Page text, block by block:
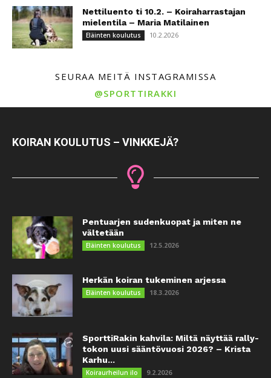
Nettiluento ti 10.2. – Koiraharrastajan
mielentila – Maria Matilainen
Eläinten koulutus 10.2.2026
SEURAA MEITÄ INSTAGRAMISSA
@SPORTTIRAKKI
KOIRAN KOULUTUS – VINKKEJÄ?
Pentuarjen sudenkuopat ja miten ne
vältetään
Eläinten koulutus 12.5.2026
Herkän koiran tukeminen arjessa
Eläinten koulutus 18.3.2026
SporttiRakin kahvila: Miltä näyttää rally-
tokon uusi sääntövuosi 2026? – Krista
Karhu...
Koiraurheilun ilo 9.2.2026